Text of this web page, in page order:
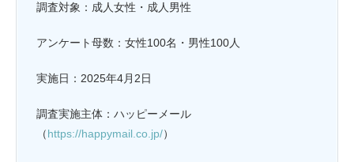
調査対象：成人女性・成人男性
アンケート母数：女性100名・男性100人
実施日：2025年4月2日
調査実施主体：ハッピーメール
（https://happymail.co.jp/）